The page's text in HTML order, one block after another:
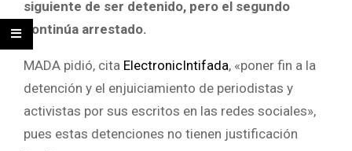
siguiente de ser detenido, pero el segundo
continúa arrestado.
MADA pidió, cita ElectronicIntifada, «poner fin a la
detención y el enjuiciamiento de periodistas y
activistas por sus escritos en las redes sociales»,
pues estas detenciones no tienen justificación